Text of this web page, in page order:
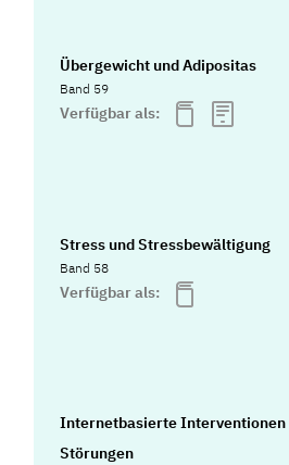
Übergewicht und Adipositas
Band 59
Verfügbar als:
Stress und Stressbewältigung
Band 58
Verfügbar als:
Internetbasierte Interventionen
Störungen